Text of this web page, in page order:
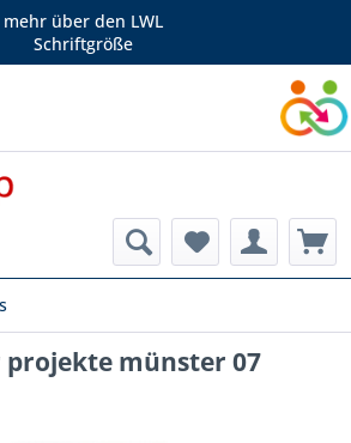
mehr über den LWL
Schriftgröße
projekte münster 07